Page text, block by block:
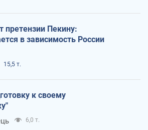
претензии Пекину:
в зависимость России
15,5 т.
к своему
6,0 т.